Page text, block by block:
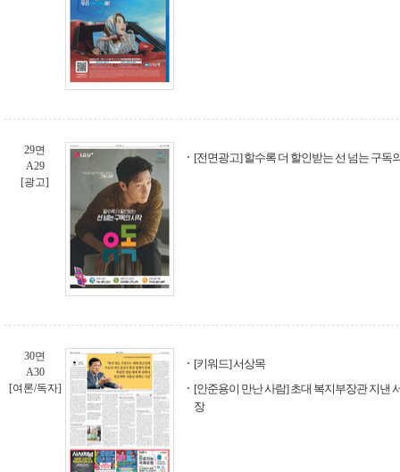
29면
A29
[광고]
[전면광고] 할수록 더 할인받는 선 넘는 구독
30면
A30
[여론/독자]
[키워드] 서상목
[안준용이 만난 사람] 초대 복지부장관 지낸
장